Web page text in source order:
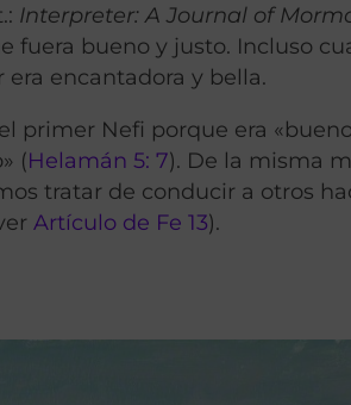
Interpreter: A Journal of
fuera bueno y justo. Incluso
era encantadora y bella.
primer Nefi porque era
(Helamán 5: 7). De la misma
tratar de conducir a otros
Artículo de Fe 13).